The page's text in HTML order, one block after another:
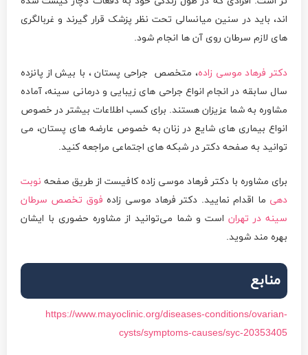
اند، باید در سنین میانسالی تحت نظر پزشک قرار گیرند و غربالگری
های لازم سرطان روی آن ها انجام شود.
دکتر فرهاد موسی زاده، متخصص جراحی پستان ، با بیش از پانزده
سال سابقه در انجام انواع جراحی های زیبایی و درمانی سینه، آماده
مشاوره به شما عزیزان هستند. برای کسب اطلاعات بیشتر در خصوص
انواع بیماری های شایع در زنان به خصوص عارضه های پستان، می
توانید به صفحه دکتر در شبکه های اجتماعی مراجعه کنید.
برای مشاوره با دکتر فرهاد موسی زاده کافیست از طریق صفحه نوبت
دهی ما اقدام نمایید. دکتر فرهاد موسی زاده فوق تخصص سرطان
سینه در تهران است و شما می‌توانید از مشاوره حضوری با ایشان
بهره مند شوید.
منابع
https://www.mayoclinic.org/diseases-conditions/ovarian-
cysts/symptoms-causes/syc-20353405